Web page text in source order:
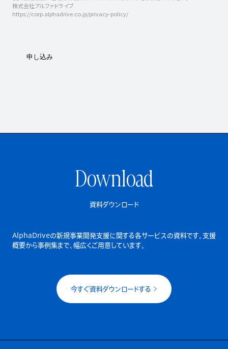
Download
資料ダウンロード
AlphaDriveの新規事業開発支援に関する各サービスの資料です。 支援
概要から事例集まで、幅広くご用意しています。
今すぐ資料ダウンロードする